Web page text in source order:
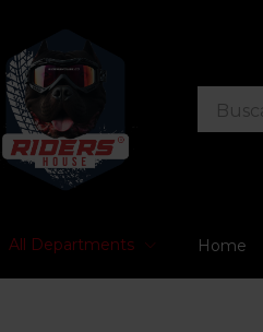
All Departments Home